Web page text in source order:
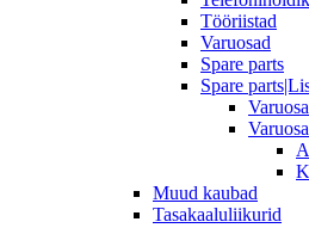
Tööriistad
Varuosad
Spare parts
Spare
Muud kaubad
Tasakaaluliikurid